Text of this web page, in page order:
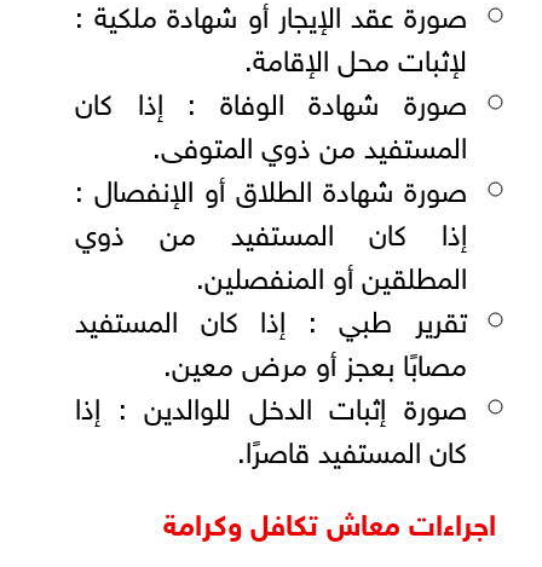
صورة عقد الإيجار أو شهادة ملكية :
لإثبات محل الإقامة.
صورة شهادة الوفاة : إذا كان
المستفيد من ذوي المتوفى.
صورة شهادة الطلاق أو الإنفصال :
إذا كان المستفيد من ذوي
المطلقين أو المنفصلين.
تقرير طبي : إذا كان المستفيد
مصابًا بعجز أو مرض معين.
صورة إثبات الدخل للوالدين : إذا
كان المستفيد قاصرًا.
اجراءات معاش تكافل وكرامة